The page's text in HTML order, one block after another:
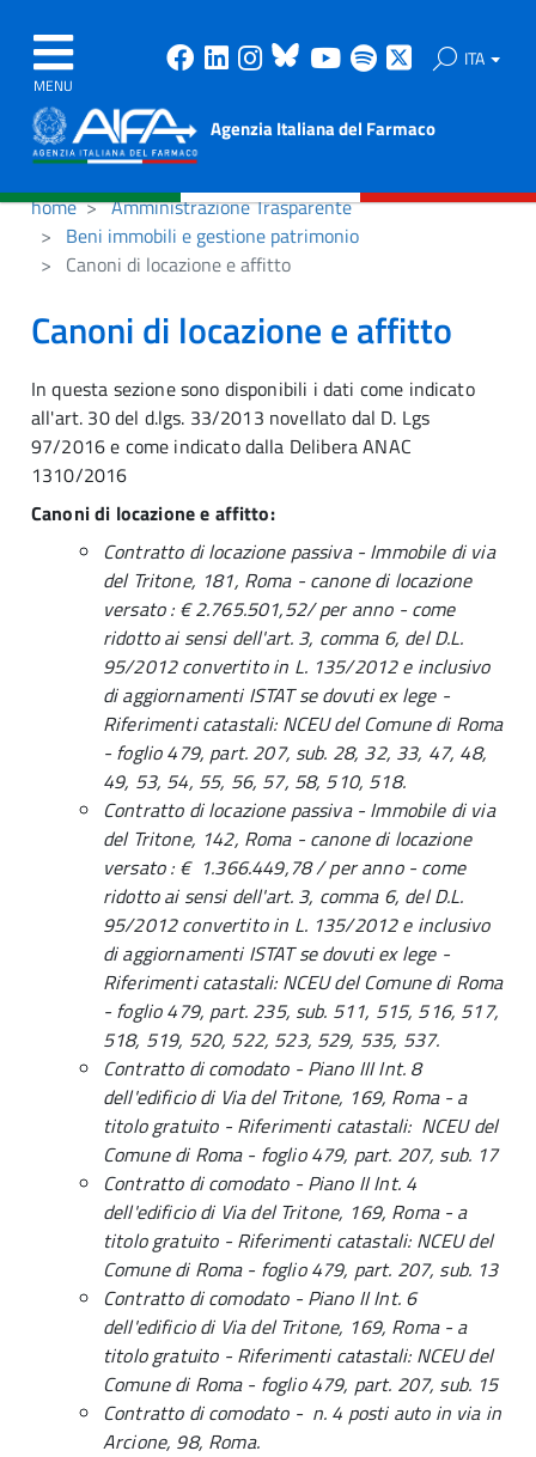
MENU
Facebook
Linkedin
Instagram
Bluesky
Youtube
Spotify ITA
Agenzia Italiana del Farmaco
home
Amministrazione Trasparente
Beni immobili e gestione patrimonio
Canoni di locazione e affitto
Canoni di locazione e affitto
In questa sezione sono disponibili i dati come indicato
all'art. 30 del d.lgs. 33/2013 novellato dal D. Lgs
97/2016 e come indicato dalla Delibera ANAC
1310/2016
Canoni di locazione e affitto:
Contratto di locazione passiva - Immobile di via
del Tritone, 181, Roma - canone di locazione
versato : € 2.765.501,52/ per anno - come
ridotto ai sensi dell'art. 3, comma 6, del D.L.
95/2012 convertito in L. 135/2012 e inclusivo
di aggiornamenti ISTAT se dovuti ex lege -
Riferimenti catastali: NCEU del Comune di Roma
- foglio 479, part. 207, sub. 28, 32, 33, 47, 48,
49, 53, 54, 55, 56, 57, 58, 510, 518.
Contratto di locazione passiva - Immobile di via
del Tritone, 142, Roma - canone di locazione
versato : € 1.366.449,78 / per anno - come
ridotto ai sensi dell'art. 3, comma 6, del D.L.
95/2012 convertito in L. 135/2012 e inclusivo
di aggiornamenti ISTAT se dovuti ex lege -
Riferimenti catastali: NCEU del Comune di Roma
- foglio 479, part. 235, sub. 511, 515, 516, 517,
518, 519, 520, 522, 523, 529, 535, 537.
Contratto di comodato - Piano III Int. 8
dell'edificio di Via del Tritone, 169, Roma - a
titolo gratuito - Riferimenti catastali: NCEU del
Comune di Roma - foglio 479, part. 207, sub. 17
Contratto di comodato - Piano II Int. 4
dell'edificio di Via del Tritone, 169, Roma - a
titolo gratuito - Riferimenti catastali: NCEU del
Comune di Roma - foglio 479, part. 207, sub. 13
Contratto di comodato - Piano II Int. 6
dell'edificio di Via del Tritone, 169, Roma - a
titolo gratuito - Riferimenti catastali: NCEU del
Comune di Roma - foglio 479, part. 207, sub. 15
Contratto di comodato - n. 4 posti auto in via in
Arcione, 98, Roma.